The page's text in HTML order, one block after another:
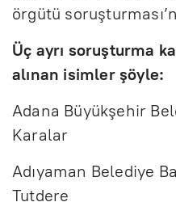
örgütü
Üç ayrı soruşturma
alınan isimler şöyle:
Adana Büyükşehir
Karalar
Adıyaman Belediye
Tutdere